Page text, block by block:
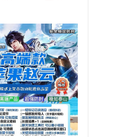
包，7天退换，安全